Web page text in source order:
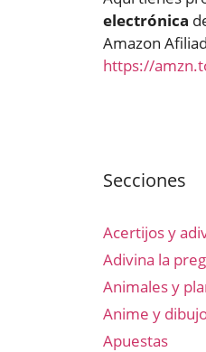
electrónica
Amazon
https://
Secciones
Acertijos y
Adivina la
Animales y
Anime y
Apuestas